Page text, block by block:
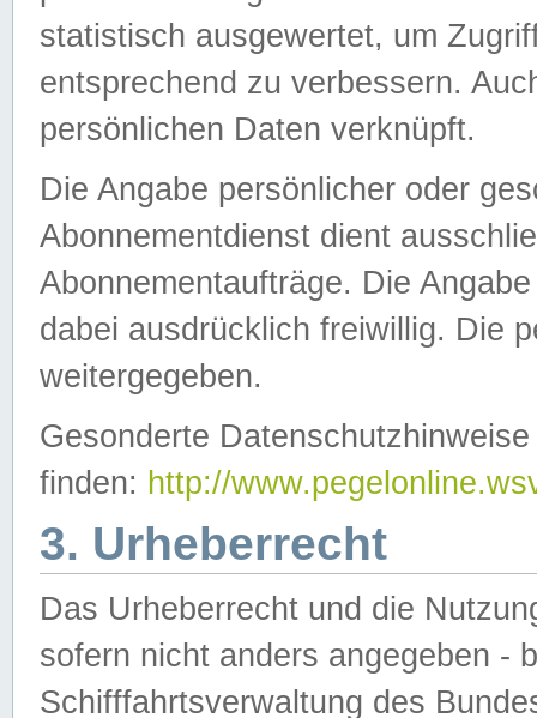
statistisch ausgewertet, um
entsprechend zu verbessern.
persönlichen Daten verknüpft.
Die Angabe persönlicher oder
Abonnementdienst dient
Abonnementaufträge. Die
dabei ausdrücklich freiwillig. Die
weitergegeben.
Gesonderte
finden: http://
3. Urheberrecht
Das Urheberrecht und die
sofern nicht anders angegeben -
Schifffahrtsverwaltung des